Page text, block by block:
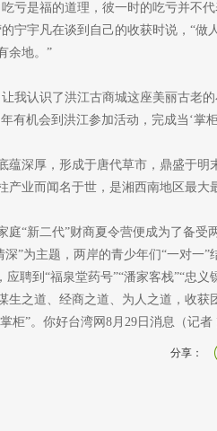
亏是福的道理，彼一时的吃亏并不
宁宇凡在谈到自己的收获时说，“做
余地。”
我认识了洪江古商城这座美丽古老
有机会到洪江参加活动，完成当‘掌
蕴深厚，形成于唐代草市，鼎盛于明
产业而闻名于世，是湘西南地区最大
庭“新二代”财商夏令营便成为了备受
”为主题，两岸的青少年们“一对一
聘到“福泉堂药号”“潘家客栈”“忠义
生之道、经商之道、为人之道，收获
柜”。你好台湾网8月29日消息（记者
分享：